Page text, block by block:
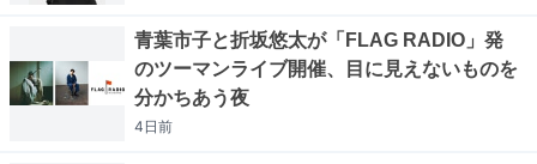
青葉市子と折坂悠太が「FLAG RADIO」発
のツーマンライブ開催、目に見えないものを
分かちあう夜
4日前